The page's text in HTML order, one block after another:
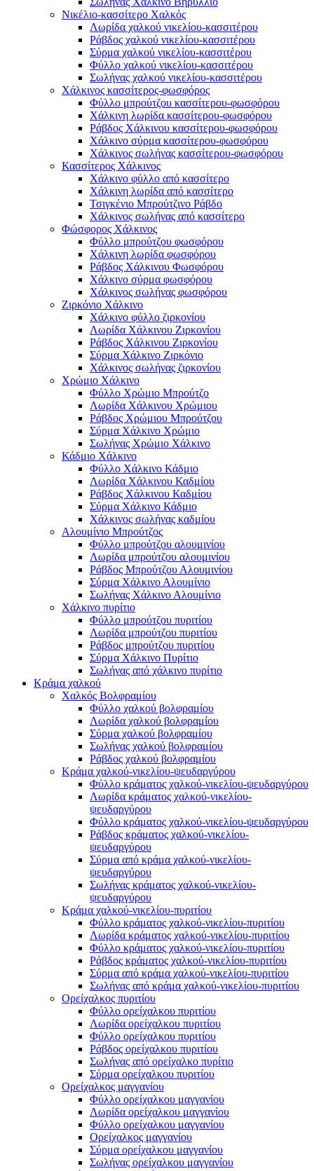
Νικέλιο-κασσίτερο Χαλκός
Λωρίδα χαλκού νικελίου-κασσιτέρου
Ράβδος χαλκού νικελίου-κασσιτέρου
Σύρμα χαλκού νικελίου-κασσιτέρου
Φύλλο χαλκού νικελίου-κασσιτέρου
Σωλήνας χαλκού νικελίου-κασσιτέρου
Χάλκινος κασσίτερος-φωσφόρος
Φύλλο μπρούτζου κασσίτερου-φωσφόρου
Χάλκινη λωρίδα κασσίτερου-φωσφόρου
Ράβδος Χάλκινου κασσίτερου-φωσφόρου
Χάλκινο σύρμα κασσίτερου-φωσφόρου
Χάλκινος σωλήνας κασσίτερου-φωσφόρου
Κασσίτερος Χάλκινος
Χάλκινο φύλλο από κασσίτερο
Χάλκινη λωρίδα από κασσίτερο
Τσιγκένιο Μπρούτζινο Ράβδο
Χάλκινος σωλήνας από κασσίτερο
Φώσφορος Χάλκινος
Φύλλο μπρούτζου φωσφόρου
Χάλκινη λωρίδα φωσφόρου
Ράβδος Χάλκινου Φωσφόρου
Χάλκινο σύρμα φωσφόρου
Χάλκινος σωλήνας φωσφόρου
Ζιρκόνιο Χάλκινο
Χάλκινο φύλλο ζιρκονίου
Λωρίδα Χάλκινου Ζιρκονίου
Ράβδος Χάλκινου Ζιρκονίου
Σύρμα Χάλκινο Ζιρκόνιο
Χάλκινος σωλήνας ζιρκονίου
Χρώμιο Χάλκινο
Φύλλο Χρώμιο Μπρούτζο
Λωρίδα Χάλκινου Χρώμιου
Ράβδος Χρώμιου Μπρούτζου
Σύρμα Χάλκινο Χρώμιο
Σωλήνας Χρώμιο Χάλκινο
Κάδμιο Χάλκινο
Φύλλο Χάλκινο Κάδμιο
Λωρίδα Χάλκινου Καδμίου
Ράβδος Χάλκινου Καδμίου
Σύρμα Χάλκινο Κάδμιο
Χάλκινος σωλήνας καδμίου
Αλουμίνιο Μπρούτζος
Φύλλο μπρούτζου αλουμινίου
Λωρίδα μπρούτζου αλουμινίου
Ράβδος Μπρούτζου Αλουμινίου
Σύρμα Χάλκινο Αλουμίνιο
Σωλήνας Χάλκινο Αλουμίνιο
Χάλκινο πυρίτιο
Φύλλο μπρούτζου πυριτίου
Λωρίδα μπρούτζου πυριτίου
Ράβδος μπρούτζου πυριτίου
Σύρμα Χάλκινο Πυρίτιο
Σωλήνας από χάλκινο πυρίτιο
Κράμα χαλκού
Χαλκός Βολφραμίου
Φύλλο χαλκού βολφραμίου
Λωρίδα χαλκού βολφραμίου
Σύρμα χαλκού βολφραμίου
Σωλήνας χαλκού βολφραμίου
Ράβδος χαλκού βολφραμίου
Κράμα χαλκού-νικελίου-ψευδαργύρου
Φύλλο κράματος χαλκού-νικελίου-ψευδαργύρου
Λωρίδα κράματος χαλκού-νικελίου-
ψευδαργύρου
Φύλλο κράματος χαλκού-νικελίου-ψευδαργύρου
Ράβδος κράματος χαλκού-νικελίου-
ψευδαργύρου
Σύρμα από κράμα χαλκού-νικελίου-
ψευδαργύρου
Σωλήνας κράματος χαλκού-νικελίου-
ψευδαργύρου
Κράμα χαλκού-νικελίου-πυριτίου
Φύλλο κράματος χαλκού-νικελίου-πυριτίου
Λωρίδα κράματος χαλκού-νικελίου-πυριτίου
Φύλλο κράματος χαλκού-νικελίου-πυριτίου
Ράβδος κράματος χαλκού-νικελίου-πυριτίου
Σύρμα από κράμα χαλκού-νικελίου-πυριτίου
Σωλήνας από κράμα χαλκού-νικελίου-πυριτίου
Ορείχαλκος πυριτίου
Φύλλο ορείχαλκου πυριτίου
Λωρίδα ορείχαλκου πυριτίου
Φύλλο ορείχαλκου πυριτίου
Ράβδος ορείχαλκου πυριτίου
Σωλήνας από ορείχαλκο πυρίτιο
Σύρμα ορείχαλκου πυριτίου
Ορείχαλκος μαγγανίου
Φύλλο ορείχαλκου μαγγανίου
Λωρίδα ορείχαλκου μαγγανίου
Φύλλο ορείχαλκου μαγγανίου
Ορείχαλκος μαγγανίου
Σύρμα ορείχαλκου μαγγανίου
Σωλήνας ορείχαλκου μαγγανίου